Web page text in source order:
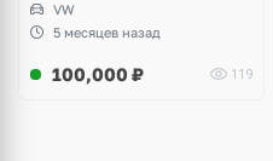
VW
5 месяцев назад
100,000 ₽ 119